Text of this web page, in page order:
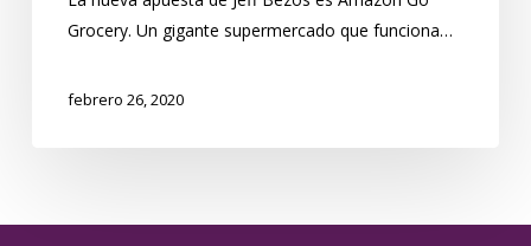
Grocery. Un gigante supermercado que funciona…
febrero 26, 2020